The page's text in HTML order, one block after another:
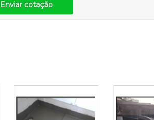
Enviar cotação